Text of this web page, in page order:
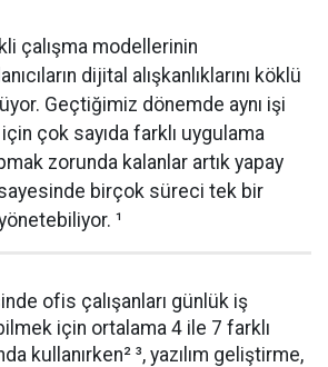
çalışma modellerinin
dijital alışkanlıklarını köklü
Geçtiğimiz dönemde aynı işi
çok sayıda farklı uygulama
zorunda kalanlar artık yapay
birçok süreci tek bir
¹
ofis çalışanları günlük iş
için ortalama 4 ile 7 farklı
kullanırken² ³, yazılım geliştirme,